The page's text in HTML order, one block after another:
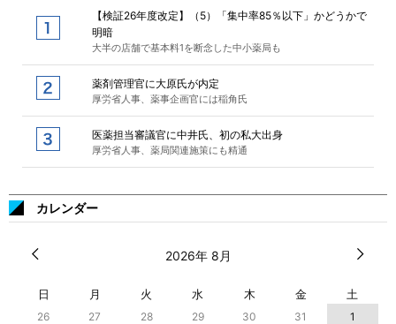
【検証26年度改定】（5）「集中率85％以下」かどうかで
明暗
大半の店舗で基本料1を断念した中小薬局も
薬剤管理官に大原氏が内定
厚労省人事、薬事企画官には稲角氏
医薬担当審議官に中井氏、初の私大出身
厚労省人事、薬局関連施策にも精通
カレンダー
2026年 8月
日 月 火 水 木 金 土
26 27 28 29 30 31
1